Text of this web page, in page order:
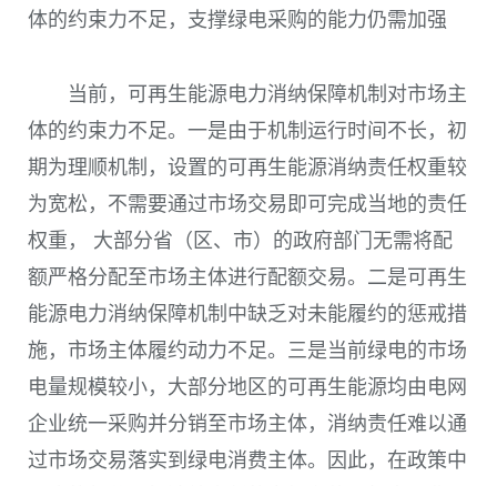
体的约束力不足，支撑绿电采购的能力仍需加强
当前，可再生能源电力消纳保障机制对市场主
体的约束力不足。一是由于机制运行时间不长，初
期为理顺机制，设置的可再生能源消纳责任权重较
为宽松，不需要通过市场交易即可完成当地的责任
权重， 大部分省 （区、市） 的政府部门无需将配
额严格分配至市场主体进行配额交易。二是可再生
能源电力消纳保障机制中缺乏对未能履约的惩戒措
施，市场主体履约动力不足。三是当前绿电的市场
电量规模较小，大部分地区的可再生能源均由电网
企业统一采购并分销至市场主体，消纳责任难以通
过市场交易落实到绿电消费主体。因此，在政策中